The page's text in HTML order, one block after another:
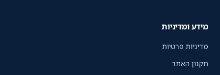
מידע ומדיניות
מדיניות פרטיות
תקנון האתר